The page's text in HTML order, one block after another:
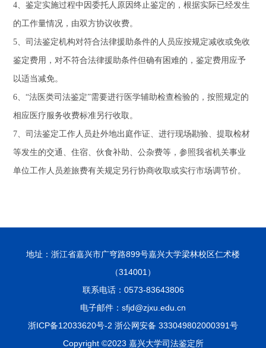
4、鉴定实施过程中因委托人原因终止鉴定的，根据实际已经发生
的工作量情况，由双方协议收费。
5、司法鉴定机构对符合法律援助条件的人员应按规定减收或免收
鉴定费用，对不符合法律援助条件但确有困难的，鉴定费用应予
以适当减免。
6、“法医类司法鉴定”需要进行医学辅助检查检验的，按照规定的
相应医疗服务收费标准另行收取。
7、司法鉴定工作人员赴外地出庭作证、进行现场勘验、提取检材
等发生的交通、住宿、伙食补助、公杂费等，参照我省机关事业
单位工作人员差旅费有关规定另行协商收取或实行市场调节价。
地址：浙江省嘉兴市广穹路899号嘉兴大学梁林校区仁术楼
（314001）
联系电话：0573-83643806
电子邮件：sfjd@zjxu.edu.cn
浙ICP备12033620号-2 浙公网安备 333049802000391号
Copyright ©2023 嘉兴大学司法鉴定所